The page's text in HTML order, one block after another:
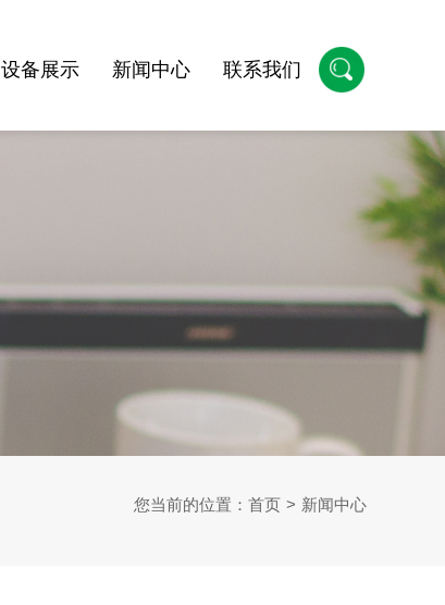
设备展示 新闻中心 联系我们
您当前的位置： 首页 > 新闻中心